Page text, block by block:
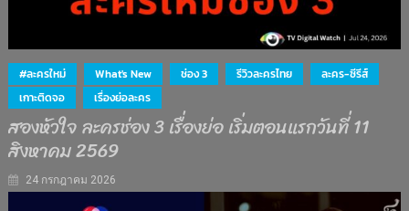
#ละครใหม่ What's New ช่อง 3 รีวิวละครไทย
ละคร-ซีรีส์
เกาะติดจอ
เรื่องย่อละคร
สองหัวใจ ละครช่อง 3 เรื่องย่อ เริ่มตอนแรกวันที่ 11
สิงหาคม 2569
24 กรกฎาคม 2026